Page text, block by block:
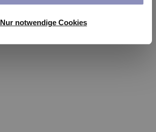
Nur notwendige Cookies